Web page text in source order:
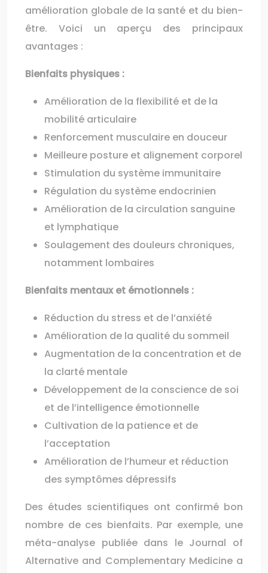
amélioration globale de la santé et du bien-
être. Voici un aperçu des principaux
avantages :
Bienfaits physiques :
Amélioration de la flexibilité et de la
mobilité articulaire
Renforcement musculaire en douceur
Meilleure posture et alignement corporel
Stimulation du système immunitaire
Régulation du système endocrinien
Amélioration de la circulation sanguine
et lymphatique
Soulagement des douleurs chroniques,
notamment lombaires
Bienfaits mentaux et émotionnels :
Réduction du stress et de l’anxiété
Amélioration de la qualité du sommeil
Augmentation de la concentration et de
la clarté mentale
Développement de la conscience de soi
et de l’intelligence émotionnelle
Cultivation de la patience et de
l’acceptation
Amélioration de l’humeur et réduction
des symptômes dépressifs
Des études scientifiques ont confirmé bon
nombre de ces bienfaits. Par exemple, une
méta-analyse publiée dans le Journal of
Alternative and Complementary Medicine a